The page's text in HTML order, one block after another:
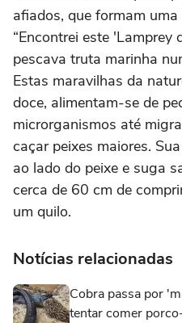
afiados, que formam
“Encontrei este
pescava truta marinha
Estas maravilhas da
doce, alimentam-se de
microrganismos até
caçar peixes maiores.
ao lado do peixe e suga
cerca de 60 cm de
um quilo.
Notícias relacionadas
Cobra passa por
tentar comer